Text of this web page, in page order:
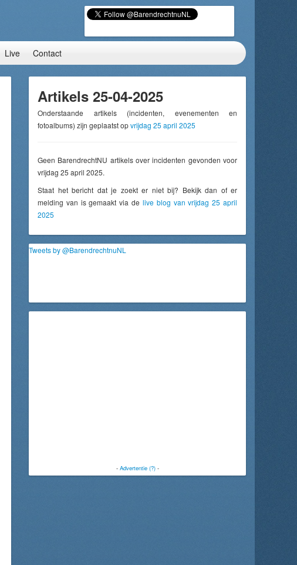
Live Contact
Artikels 25-04-2025
Onderstaande artikels (incidenten, evenementen en
fotoalbums) zijn geplaatst opvrijdag 25 april 2025
Geen BarendrechtNU artikels over incidenten gevonden voor
vrijdag 25 april 2025.
Staat het bericht dat je zoekt er niet bij? Bekijk dan of er
melding van is gemaakt via de live blog van vrijdag 25 april
2025
Tweets by @BarendrechtnuNL
- Advertentie (?)-